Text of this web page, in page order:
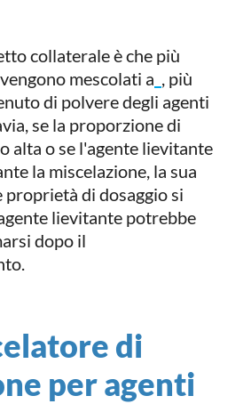
collaterale è che più
vengono mescolati a , più
di polvere degli agenti
se la proporzione di
alta o se l'agente lievitante
la miscelazione, la sua
proprietà di dosaggio si
lievitante potrebbe
dopo il
di
per agenti